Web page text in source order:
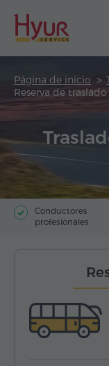
Página de inicio
Reserva de traslado
Conductores
profesionales